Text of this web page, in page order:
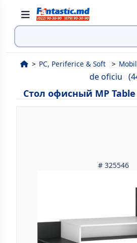
Поиск
PC, Periferice & Soft
de oficiu
Стол офисный MP
# 325546